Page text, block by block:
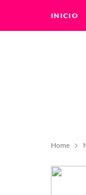
INICIO
Home